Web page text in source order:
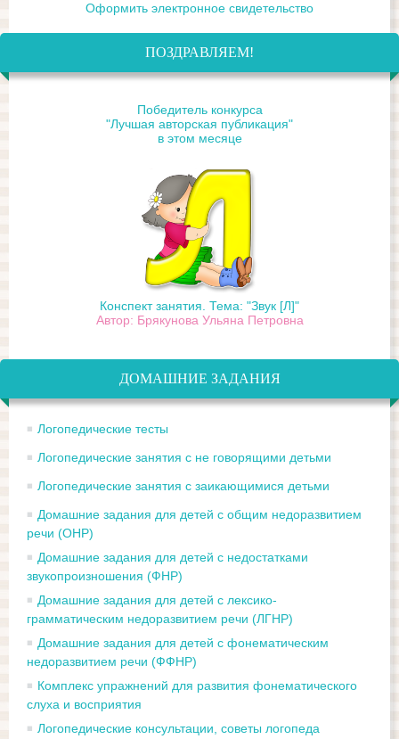
Оформить электронное свидетельство
ПОЗДРАВЛЯЕМ!
Победитель конкурса
"Лучшая авторская публикация"
в этом месяце
Конспект занятия. Тема: "Звук [Л]"
Автор: Брякунова Ульяна Петровна
ДОМАШНИЕ ЗАДАНИЯ
Логопедические тесты
Логопедические занятия с не говорящими детьми
Логопедические занятия с заикающимися детьми
Домашние задания для детей с общим недоразвитием
речи (ОНР)
Домашние задания для детей с недостатками
звукопроизношения (ФНР)
Домашние задания для детей с лексико-
грамматическим недоразвитием речи (ЛГНР)
Домашние задания для детей с фонематическим
недоразвитием речи (ФФНР)
Комплекс упражнений для развития фонематического
слуха и восприятия
Логопедические консультации, советы логопеда